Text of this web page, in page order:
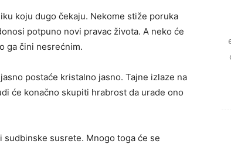
koju dugo čekaju. Nekome stiže poruka
potpuno novi pravac života. A neko će
ga čini nesrećnim.
postaće kristalno jasno. Tajne izlaze na
će konačno skupiti hrabrost da urade ono
sudbinske susrete. Mnogo toga će se